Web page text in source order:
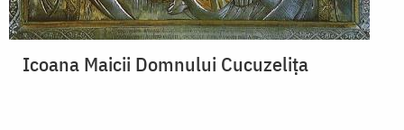
Icoana Maicii Domnului Cucuzeliţa